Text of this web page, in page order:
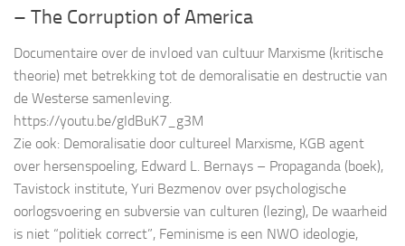
– The Corruption of America
Documentaire over de invloed van cultuur Marxisme (kritische
theorie) met betrekking tot de demoralisatie en destructie van
de Westerse samenleving.
https://youtu.be/gIdBuK7_g3M
Zie ook: Demoralisatie door cultureel Marxisme, KGB agent
over hersenspoeling, Edward L. Bernays – Propaganda (boek),
Tavistock institute, Yuri Bezmenov over psychologische
oorlogsvoering en subversie van culturen (lezing), De waarheid
is niet “politiek correct”, Feminisme is een NWO ideologie,